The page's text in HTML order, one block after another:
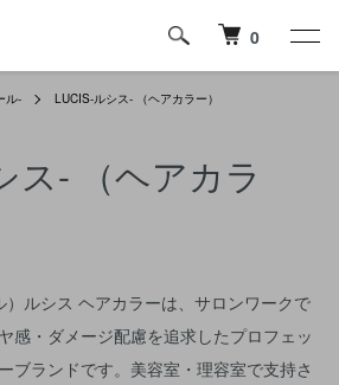
0
ル- LUCIS-ルシス- （ヘアカラー）
ス- （ヘアカラ
）ルシス ヘアカラーは、サロンワークで
感・ダメージ配慮を追求したプロフェッ
ブランドです。美容室・理容室で支持さ